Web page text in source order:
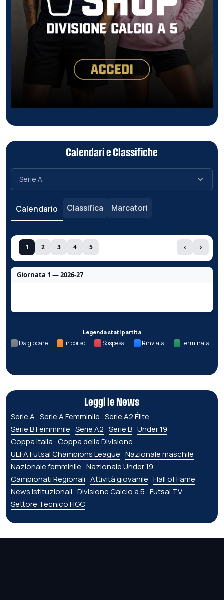
Calendari e Classifiche
Calendario Classifica Marcatori
1 2 3 4 5 ‹ ›
Giornata 1 — 2026-27
Legenda stati partita
Da giocare In corso Sospesa Rinviata Terminata
Leggi le News
Serie A Serie A Femminile Serie A2 Élite
Serie B Femminile Serie A2 Serie B Under 19
Coppa Italia Coppa della Divisione
UEFA Futsal Champions League Nazionale maschile
Nazionale femminile Nazionale Under 19
Campionati Regionali Attività giovanile Hall of Fame
News istituzionali Divisione Calcio a 5 Futsal TV
Settore Tecnico FIGC